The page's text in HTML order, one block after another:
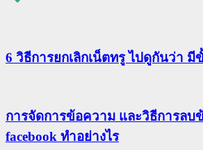
6 วิธีการยกเลิกเน็ตทรู ไปดูกันว่า มี
การจัดการข้อความ และวิธีการลบ
facebook ทำอย่างไร